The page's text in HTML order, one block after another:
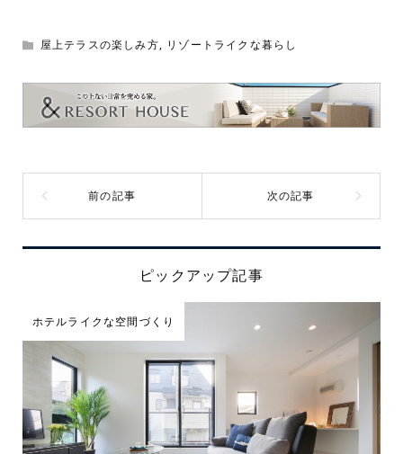
屋上テラスの楽しみ方, リゾートライクな暮らし
ピックアップ記事
ホテルライクな空間づくり